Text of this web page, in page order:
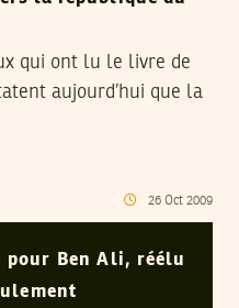
qui ont lu le livre de
aujourd’hui que la
26 Oct 2009
pour Ben Ali, réélu